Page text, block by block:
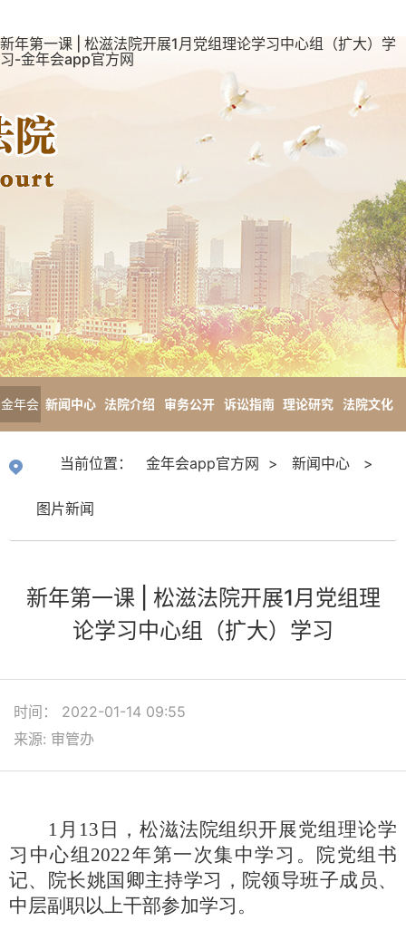
新年第一课 | 松滋法院开展1月党组理论学习中心组（扩大）学
习-金年会app官方网
金年会
方网
新闻中心 法院介绍 审务公开 诉讼指南 理论研究 法院文化
当前位置： 金年会app官方网 > 新闻中心 >
图片新闻
新年第一课 | 松滋法院开展1月党组理
论学习中心组（扩大）学习
时间： 2022-01-14 09:55
来源: 审管办
1月13日，松滋法院组织开展党组理论学
习中心组2022年第一次集中学习。院党组书
记、院长姚国卿主持学习，院领导班子成员、
中层副职以上干部参加学习。